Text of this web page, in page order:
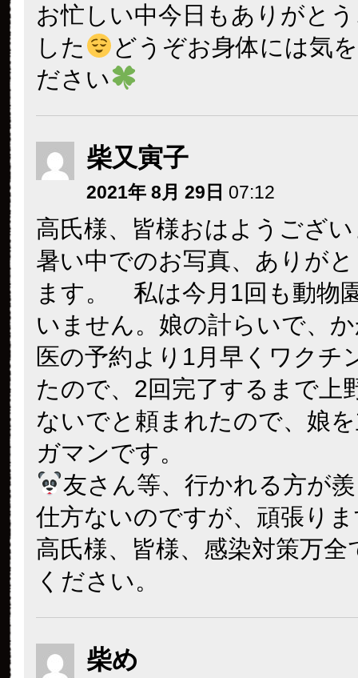
お忙しい中今日もありがと
した
どうぞお身体には気
ださい
柴又寅子
2021年 8月 29日 07:12
高氏様、皆様おはようござ
暑い中でのお写真、ありが
ます。 私は今月1回も動物
いません。娘の計らいで、
医の予約より1月早くワクチ
たので、2回完了するまで上
ないでと頼まれたので、娘
ガマンです。
友さん等、行かれる方が
仕方ないのですが、頑張り
高氏様、皆様、感染対策万全
ください。
柴め